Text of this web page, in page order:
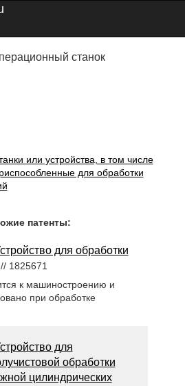
станок
или устройства, в том числе
для обработки
патенты:
для обработки
// 1825671
к машиностроению и
при обработке
для
обработки
цилиндрических